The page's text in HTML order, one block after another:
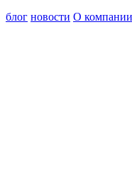
блог новости О